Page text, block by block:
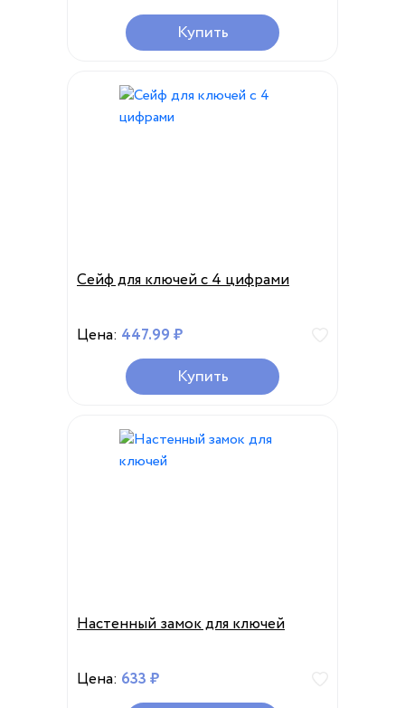
Купить
Сейф для ключей с 4 цифрами
Цена: 447.99 ₽
Купить
Настенный замок для ключей
Цена: 633 ₽